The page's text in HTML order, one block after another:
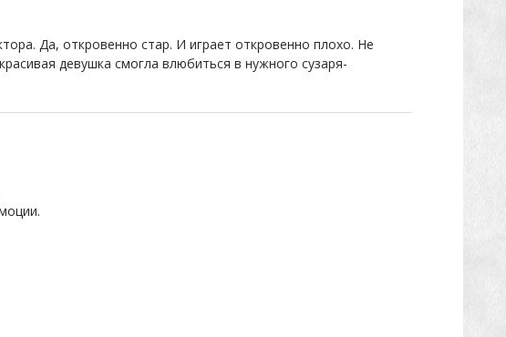
Да, откровенно стар. И играет откровенно плохо. Не
девушка смогла влюбиться в нужного сузаря-